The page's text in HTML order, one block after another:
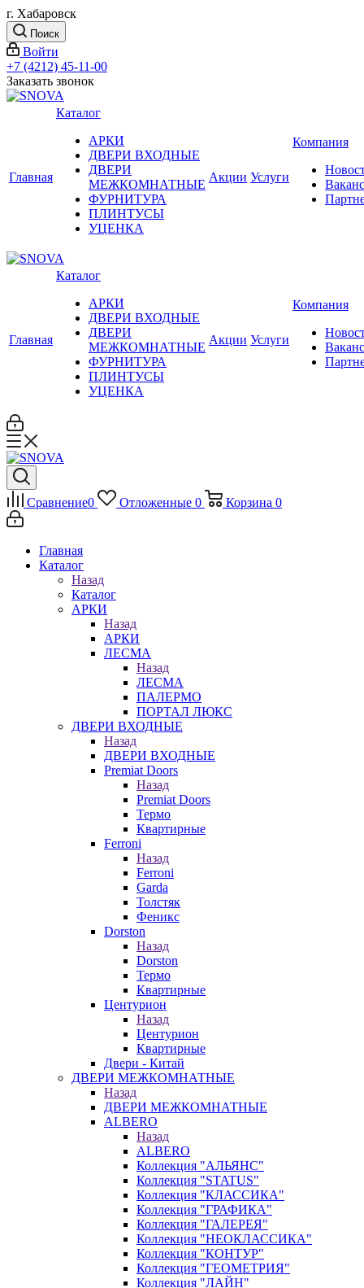
г. Хабаровск
Поиск
Войти
+7 (4212) 45-11-00
Заказать звонок
Главная
Каталог
АРКИ
ДВЕРИ ВХОДНЫЕ
ДВЕРИ
МЕЖКОМНАТНЫЕ
ФУРНИТУРА
ПЛИНТУСЫ
УЦЕНКА
Акции Услуги
Компания
Главная
Каталог
АРКИ
ДВЕРИ ВХОДНЫЕ
ДВЕРИ
МЕЖКОМНАТНЫЕ
ФУРНИТУРА
ПЛИНТУСЫ
УЦЕНКА
Акции Услуги
Компания
Сравнение0 Отложенные 0 Корзина 0
Главная
Каталог
Назад
Каталог
АРКИ
Назад
АРКИ
ЛЕСМА
Назад
ЛЕСМА
ПАЛЕРМО
ПОРТАЛ ЛЮКС
ДВЕРИ ВХОДНЫЕ
Назад
ДВЕРИ ВХОДНЫЕ
Premiat Doors
Назад
Premiat Doors
Термо
Квартирные
Ferroni
Назад
Ferroni
Garda
Толстяк
Феникс
Dorston
Назад
Dorston
Термо
Квартирные
Центурион
Назад
Центурион
Квартирные
Двери - Китай
ДВЕРИ МЕЖКОМНАТНЫЕ
Назад
ДВЕРИ МЕЖКОМНАТНЫЕ
ALBERO
Назад
ALBERO
Коллекция "АЛЬЯНС"
Коллекция "STATUS"
Коллекция "КЛАССИКА"
Коллекция "ГРАФИКА"
Коллекция "ГАЛЕРЕЯ"
Коллекция "НЕОКЛАССИКА"
Коллекция "КОНТУР"
Коллекция "ГЕОМЕТРИЯ"
Коллекция "ЛАЙН"